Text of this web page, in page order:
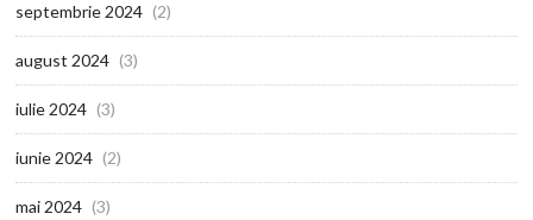
septembrie 2024 (2)
august 2024 (3)
iulie 2024 (3)
iunie 2024 (2)
mai 2024 (3)